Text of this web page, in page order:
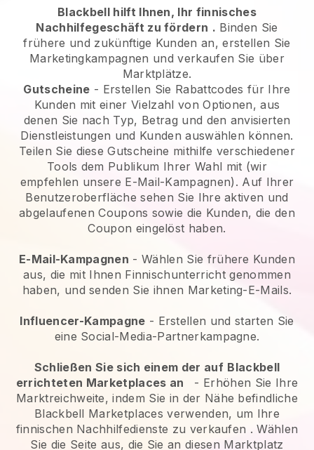
Blackbell hilft Ihnen, Ihr finnisches
Nachhilfegeschäft zu fördern . Binden Sie
frühere und zukünftige Kunden an, erstellen Sie
Marketingkampagnen und verkaufen Sie über
Marktplätze.
Gutscheine - Erstellen Sie Rabattcodes für Ihre
Kunden mit einer Vielzahl von Optionen, aus
denen Sie nach Typ, Betrag und den anvisierten
Dienstleistungen und Kunden auswählen können.
Teilen Sie diese Gutscheine mithilfe verschiedener
Tools dem Publikum Ihrer Wahl mit (wir
empfehlen unsere E-Mail-Kampagnen). Auf Ihrer
Benutzeroberfläche sehen Sie Ihre aktiven und
abgelaufenen Coupons sowie die Kunden, die den
Coupon eingelöst haben.
E-Mail-Kampagnen -Wählen Sie frühere Kunden
aus, die mit Ihnen Finnischunterricht genommen
haben, und senden Sie ihnen Marketing-E-Mails.
Influencer-Kampagne - Erstellen und starten Sie
eine Social-Media-Partnerkampagne.
Schließen Sie sich einem der auf Blackbell
errichteten Marketplaces an
- Erhöhen Sie Ihre
Marktreichweite, indem Sie in der Nähe befindliche
Blackbell Marketplaces verwenden, um Ihre
finnischen Nachhilfedienste zu verkaufen . Wählen
Sie die Seite aus, die Sie an diesen Marktplatz